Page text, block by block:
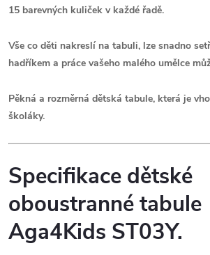
15 barevných kuliček v každé řadě.
Vše co děti nakreslí na tabuli, lze snadno
hadříkem a práce vašeho malého umělce
Pěkná a rozměrná dětská tabule, která je
školáky.
Specifikace dětské
oboustranné tabule
Aga4Kids ST03Y.